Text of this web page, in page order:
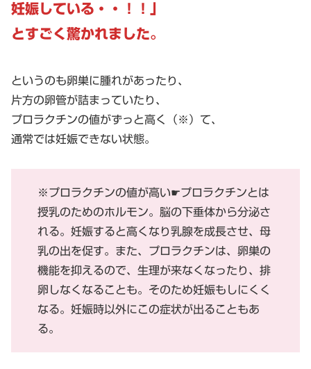
妊娠している・・！！」
とすごく驚かれました。
というのも卵巣に腫れがあったり、
片方の卵管が詰まっていたり、
プロラクチンの値がずっと高く（※）て、
通常では妊娠できない状態。
※プロラクチンの値が高い☛プロラクチンとは
授乳のためのホルモン。脳の下垂体から分泌さ
れる。妊娠すると高くなり乳腺を成長させ、母
乳の出を促す。また、プロラクチンは、卵巣の
機能を抑えるので、生理が来なくなったり、排
卵しなくなることも。そのため妊娠もしにくく
なる。妊娠時以外にこの症状が出ることもあ
る。